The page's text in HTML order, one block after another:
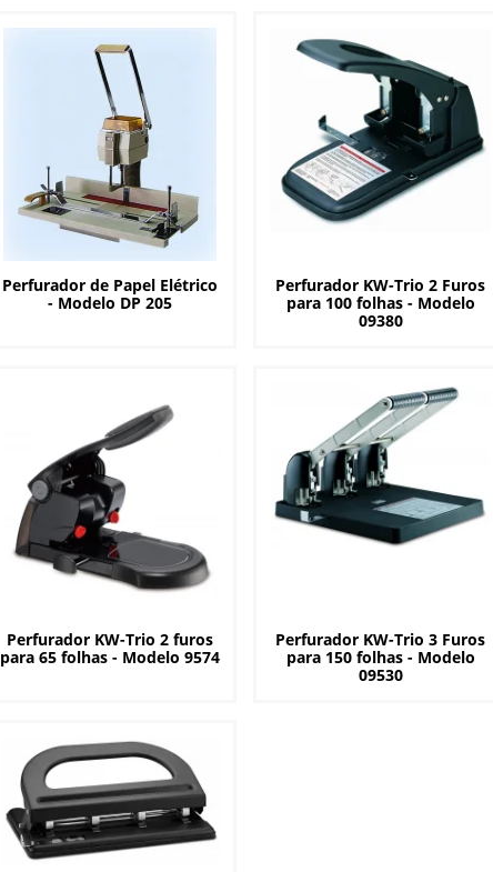
Perfurador de Papel Elétrico
- Modelo DP 205
Perfurador KW-Trio 2 Furos
para 100 folhas - Modelo
09380
Perfurador KW-Trio 2 furos
para 65 folhas - Modelo 9574
Perfurador KW-Trio 3 Furos
para 150 folhas - Modelo
09530